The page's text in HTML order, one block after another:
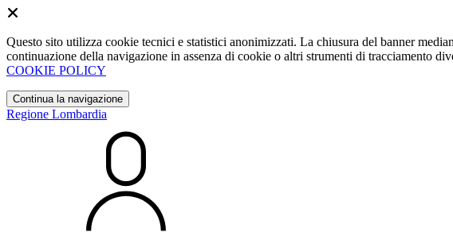
Questo sito utilizza cookie tecnici e statistici anonimizzati. La chiusura del banner
continuazione della navigazione in assenza di cookie o altri strumenti di tracciamento
COOKIE POLICY
Continua la navigazione
Regione Lombardia